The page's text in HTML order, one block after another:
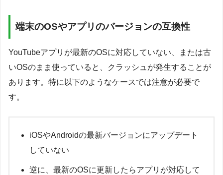
端末のOSやアプリのバージョンの互換性
YouTubeアプリが最新のOSに対応していない、または古
いOSのまま使っていると、クラッシュが発生することが
あります。特に以下のようなケースでは注意が必要で
す。
iOSやAndroidの最新バージョンにアップデート
していない
逆に、最新のOSに更新したらアプリが対応して